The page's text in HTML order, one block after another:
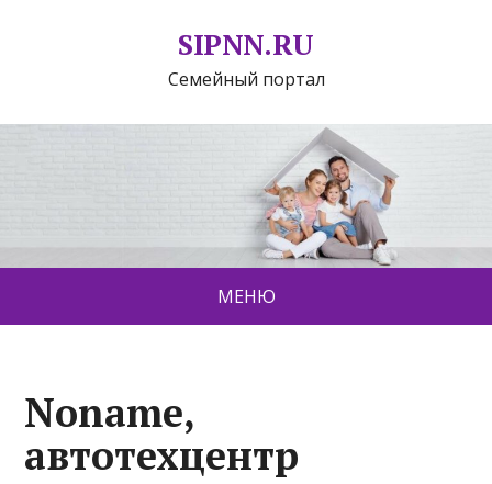
SIPNN.RU
Семейный портал
МЕНЮ
Noname,
автотехцентр